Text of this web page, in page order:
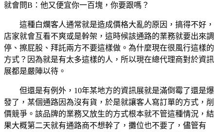
就會問B：他又便宜你一百塊，你要跟嗎？
這種白爛客人通常就是造成價格大亂的原因，搞得不好，
店家就會互看不爽或是幹架，這時候該通路的業務就要出來調
停、擦屁股、拜託兩方不要這樣做。為什麼現在很風行這樣的
方式？因為就是有太多這樣的人，所以現在總代理商對於資訊
展都是嚴陣以待。
但還是有例外，10年某地方的資訊展就是滿倒霉了還是爆
發了，某個通路因為沒有貨，於是就讓客人寫訂單的方式，削
價競爭。該品牌的業務又放生的方式根本就不管這種情況，結
果大概第二天就有通路商不想幹了，攤位也不要了，儘管有